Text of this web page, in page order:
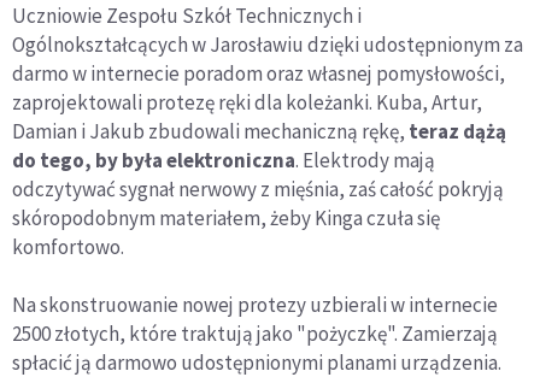
Uczniowie Zespołu Szkół Technicznych i
Ogólnokształcących w Jarosławiu dzięki udostępnionym za
darmo w internecie poradom oraz własnej pomysłowości,
zaprojektowali protezę ręki dla koleżanki. Kuba, Artur,
Damian i Jakub zbudowali mechaniczną rękę, teraz dążą
do tego, by była elektroniczna. Elektrody mają
odczytywać sygnał nerwowy z mięśnia, zaś całość pokryją
skóropodobnym materiałem, żeby Kinga czuła się
komfortowo.
Na skonstruowanie nowej protezy uzbierali w internecie
2500 złotych, które traktują jako "pożyczkę". Zamierzają
spłacić ją darmowo udostępnionymi planami urządzenia.